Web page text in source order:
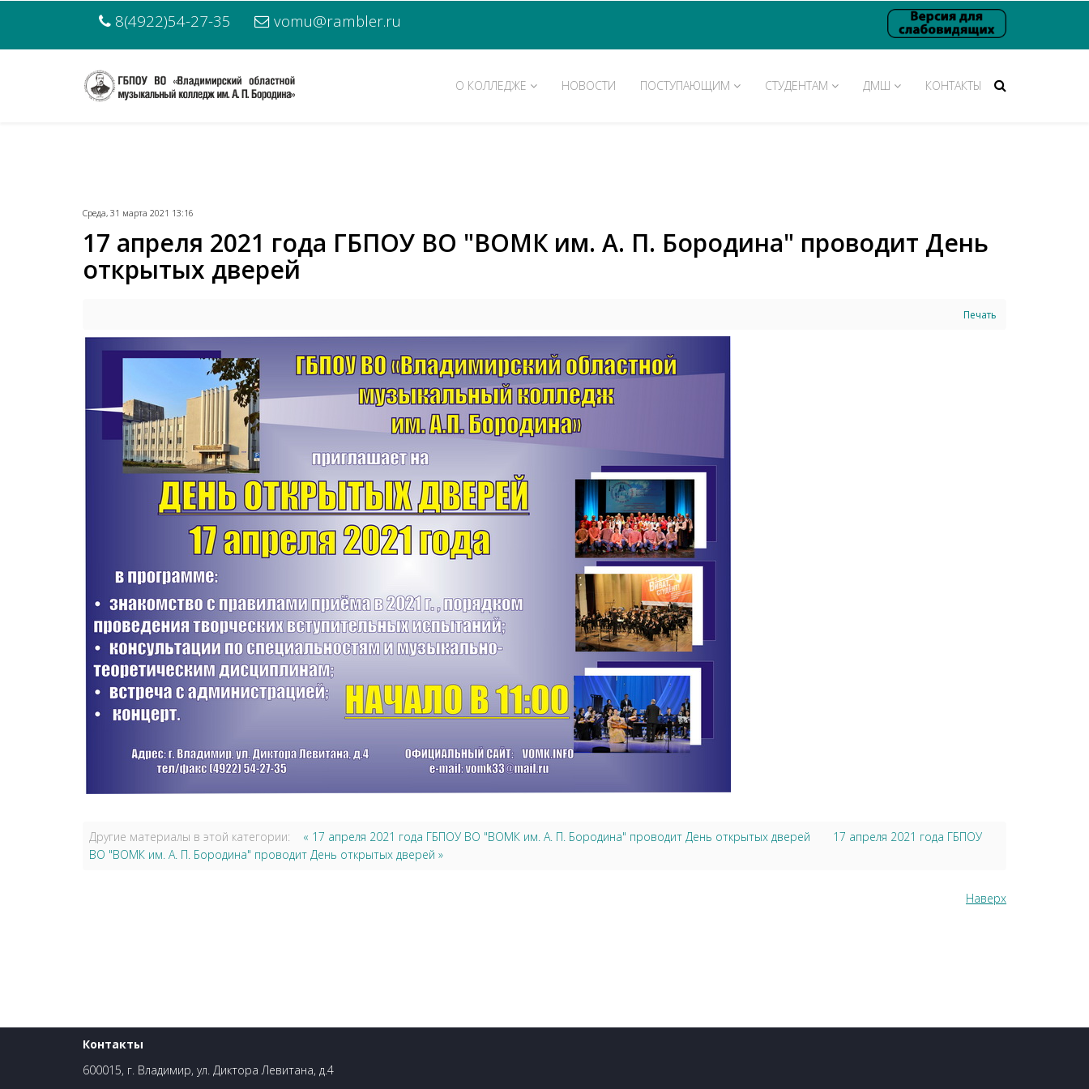
8(4922)54-27-35 vomu@rambler.ru
О КОЛЛЕДЖЕ НОВОСТИ ПОСТУПАЮЩИМ СТУДЕНТАМ ДМШ КОНТАКТЫ
Среда, 31 марта 2021 13:16
17 апреля 2021 года ГБПОУ ВО "ВОМК им. А. П. Бородина" проводит День
открытых дверей
Печать
Другие материалы в этой категории: « 17 апреля 2021 года ГБПОУ ВО "ВОМК им. А. П. Бородина" проводит День открытых дверей
17 апреля 2021 года ГБПОУ
ВО "ВОМК им. А. П. Бородина" проводит День открытых дверей »
Наверх
Контакты
600015, г. Владимир, ул. Диктора Левитана, д.4